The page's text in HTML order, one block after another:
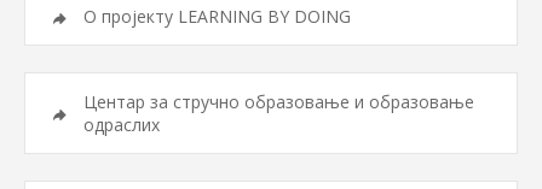
О пројекту LEARNING BY DOING
Центар за стручно образовање и образовање
одраслих